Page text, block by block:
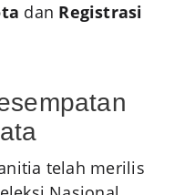
dan Registrasi
telah merilis